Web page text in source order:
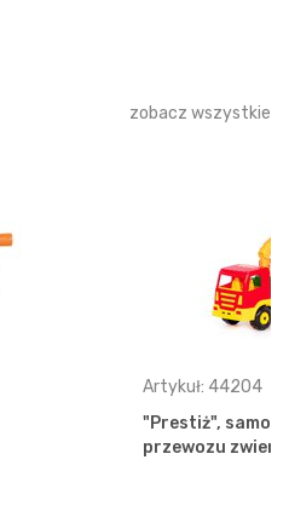
zobacz wszystkie
Artykuł: 44204
"Prestiż",
przewozu